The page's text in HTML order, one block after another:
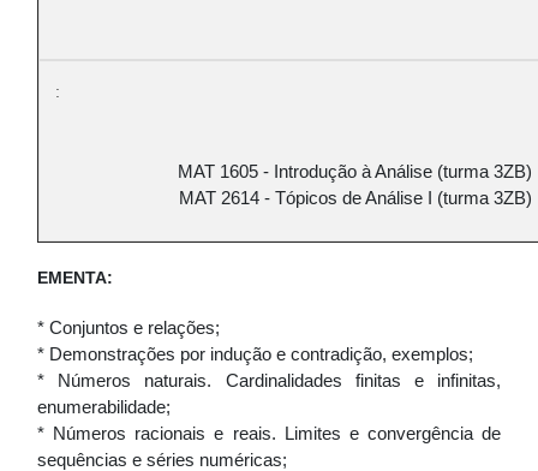
MAT 1605 - Introdução à Análise (turma 3ZB)
MAT 2614 - Tópicos de Análise I (turma 3ZB)
EMENTA:
* Conjuntos e relações;
* Demonstrações por indução e contradição, exemplos;
* Números naturais. Cardinalidades finitas e infinitas,
enumerabilidade;
* Números racionais e reais. Limites e convergência de
sequências e séries numéricas;